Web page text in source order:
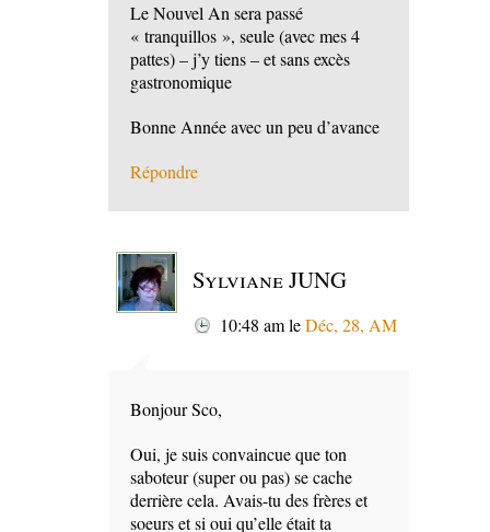
Le Nouvel An sera passé
« tranquillos », seule (avec mes 4
pattes) – j’y tiens – et sans excès
gastronomique
Bonne Année avec un peu d’avance
Répondre
Sylviane JUNG
10:48 amleDéc, 28, AM
Bonjour Sco,
Oui, je suis convaincue que ton
saboteur (super ou pas) se cache
derrière cela. Avais-tu des frères et
soeurs et si oui qu’elle était ta